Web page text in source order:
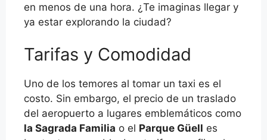
en menos de una hora. ¿Te imaginas llegar y
ya estar explorando la ciudad?
Tarifas y Comodidad
Uno de los temores al tomar un taxi es el
costo. Sin embargo, el precio de un traslado
del aeropuerto a lugares emblemáticos como
la Sagrada Familia o el Parque Güell es